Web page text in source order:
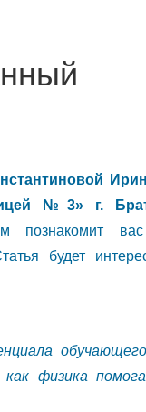
№3» г.
познакомит
будет
физика